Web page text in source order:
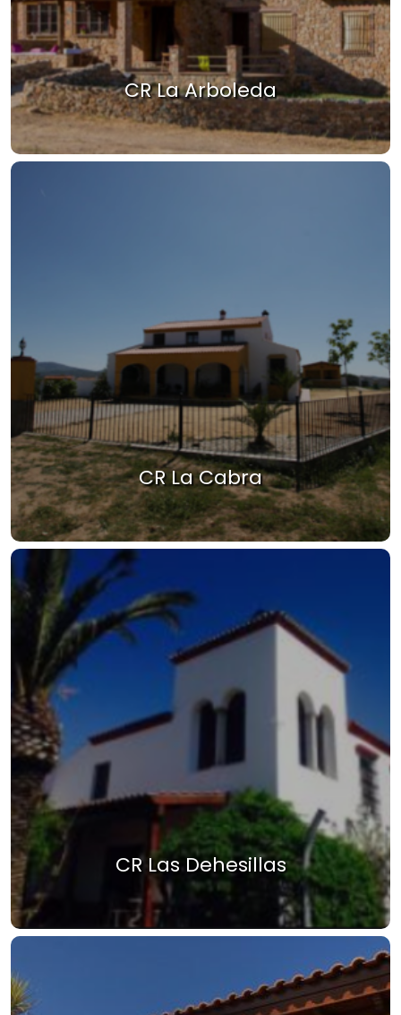
CR La Arboleda
CR La Cabra
CR Las Dehesillas